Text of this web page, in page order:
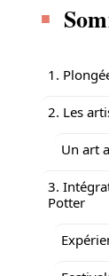
1.
2. Les
Un art
3.
Potter